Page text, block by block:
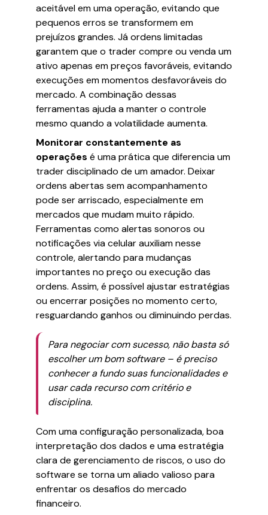
aceitável em uma operação, evitando que
pequenos erros se transformem em
prejuízos grandes. Já ordens limitadas
garantem que o trader compre ou venda um
ativo apenas em preços favoráveis, evitando
execuções em momentos desfavoráveis do
mercado. A combinação dessas
ferramentas ajuda a manter o controle
mesmo quando a volatilidade aumenta.
Monitorar constantemente as
operações é uma prática que diferencia um
trader disciplinado de um amador. Deixar
ordens abertas sem acompanhamento
pode ser arriscado, especialmente em
mercados que mudam muito rápido.
Ferramentas como alertas sonoros ou
notificações via celular auxiliam nesse
controle, alertando para mudanças
importantes no preço ou execução das
ordens. Assim, é possível ajustar estratégias
ou encerrar posições no momento certo,
resguardando ganhos ou diminuindo perdas.
Para negociar com sucesso, não basta só
escolher um bom software – é preciso
conhecer a fundo suas funcionalidades e
usar cada recurso com critério e
disciplina.
Com uma configuração personalizada, boa
interpretação dos dados e uma estratégia
clara de gerenciamento de riscos, o uso do
software se torna um aliado valioso para
enfrentar os desafios do mercado
financeiro.